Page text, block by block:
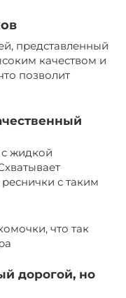
представленный
качеством и
позволит
жидкой
с таким
что так
дорогой, но